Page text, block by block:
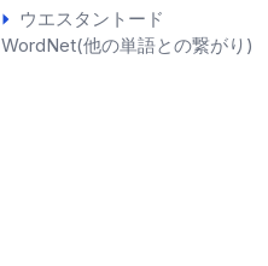
ウエスタントード
WordNet(他の単語との繋がり)